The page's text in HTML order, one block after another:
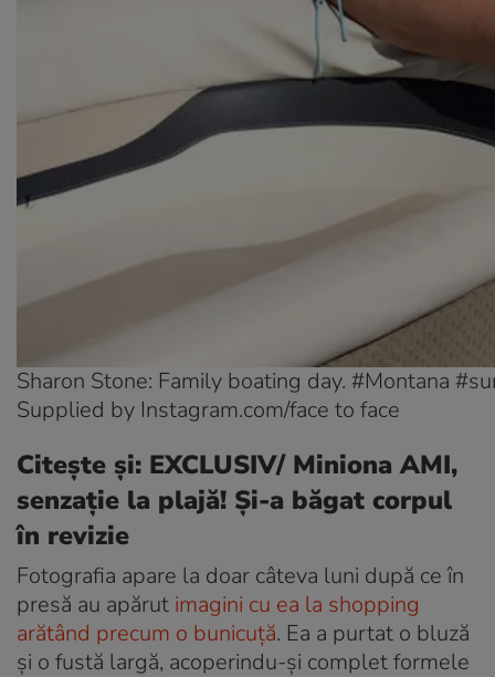
Sharon Stone: Family boating day. #Montana
Supplied by Instagram.com/face to face
Citește și: EXCLUSIV/ Miniona AMI,
senzație la plajă! Și-a băgat corpul
în revizie
Fotografia apare la doar câteva luni după ce în
presă au apărut imagini cu ea la shopping
arătând precum o bunicuță. Ea a purtat o bluză
și o fustă largă, acoperindu-și complet formele